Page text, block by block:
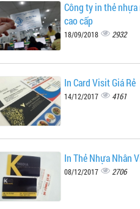
Công ty in thẻ nhựa
cao cấp
18/09/2018 2932
In Card Visit Giá Rẻ
14/12/2017 4161
In Thẻ Nhựa Nhân
08/12/2017 2706